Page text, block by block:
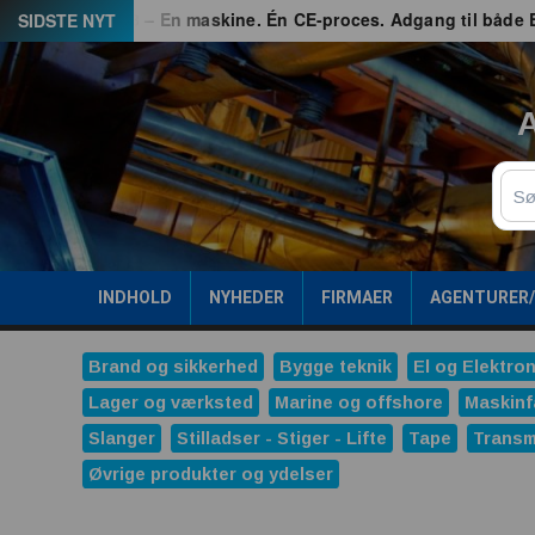
Spring
til
indhold
SIDSTE NYTG3 – En maskine. Én CE-proces. Adgang til både EU
Søg
INDHOLD NYHEDER FIRMAER
Brand og sikkerhed Bygge teknik El og
Lager og værksted
Marine og offshore
Slanger
Stilladser - Stiger - Lifte Tape
Øvrige produkter og ydelser